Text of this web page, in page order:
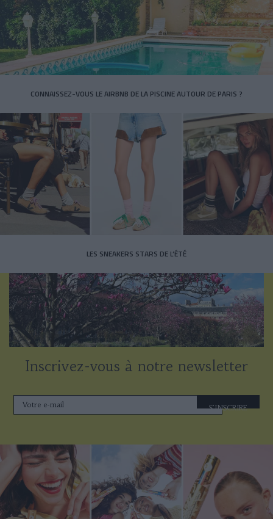
CONNAISSEZ-VOUS LE AIRBNB DE LA PISCINE AUTOUR DE PARIS ?
LES SNEAKERS STARS DE L’ÉTÉ
Inscrivez-vous à notre newsletter
S'INSCRIRE